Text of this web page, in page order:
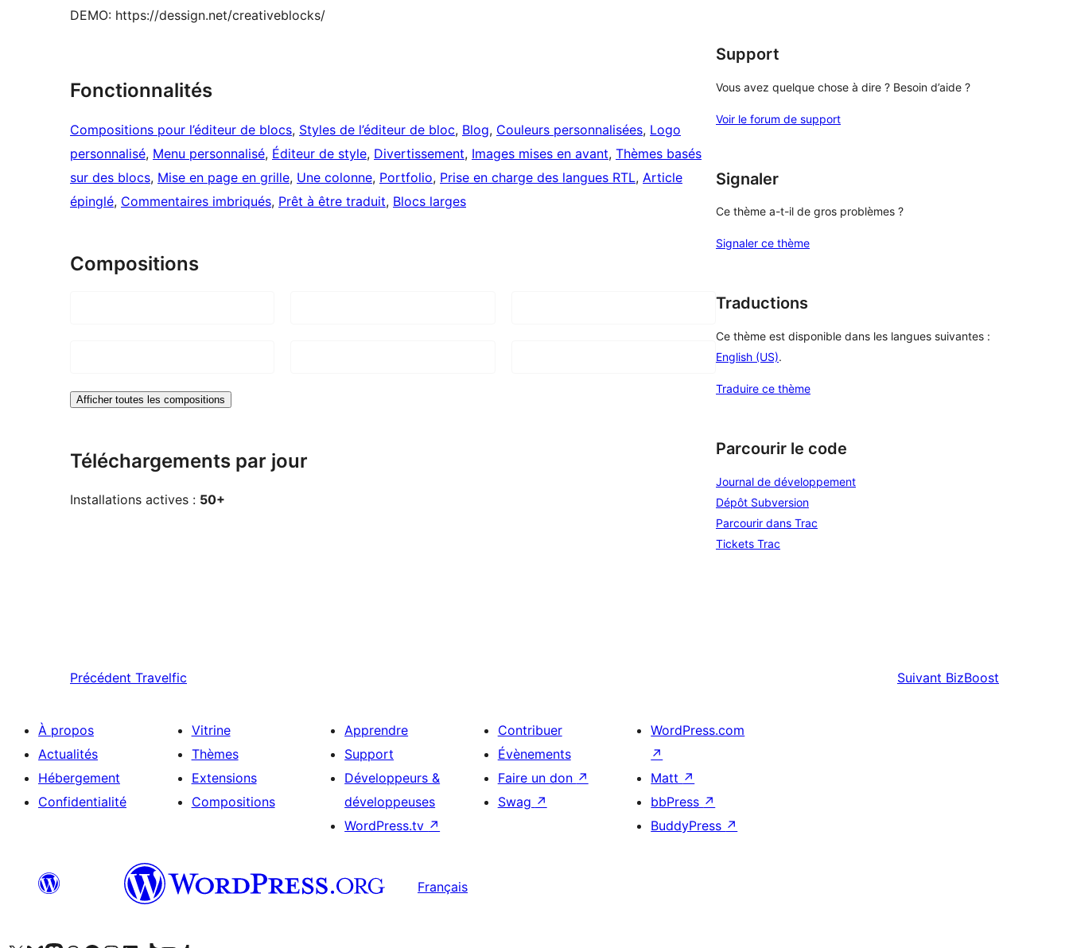
DEMO: https://dessign.net/creativeblocks/
Fonctionnalités
Compositions pour l’éditeur de blocs, Styles de l’éditeur de bloc, Blog, Couleurs personnalisées, Logo
personnalisé, Menu personnalisé, Éditeur de style, Divertissement, Images mises en avant, Thèmes basés
sur des blocs, Mise en page en grille, Une colonne, Portfolio, Prise en charge des langues RTL, Article
épinglé, Commentaires imbriqués, Prêt à être traduit, Blocs larges
Compositions
Afficher toutes les compositions
Téléchargements par jour
Installations actives : 50+
Support
Vous avez quelque chose à dire ? Besoin d’aide ?
Voir le forum de support
Signaler
Ce thème a-t-il de gros problèmes ?
Signaler ce thème
Traductions
Ce thème est disponible dans les langues suivantes :
English (US).
Traduire ce thème
Parcourir le code
Journal de développement
Dépôt Subversion
Parcourir dans Trac
Tickets Trac
Précédent Travelfic Suivant BizBoost
À propos
Actualités
Hébergement
Confidentialité
Vitrine
Thèmes
Extensions
Compositions
Apprendre
Support
Développeurs &
développeuses
WordPress.tv ↗
Contribuer
Évènements
Faire un don ↗
Swag ↗
WordPress.com
↗
Matt ↗
bbPress ↗
BuddyPress ↗
Français